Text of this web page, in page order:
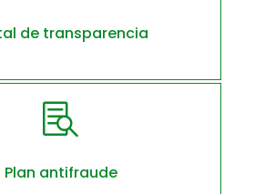
de transparencia

Plan antifraude